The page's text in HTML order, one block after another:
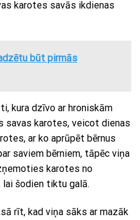
karotes savās ikdienas
būt pirmās
kura dzīvo ar hroniskām
savas karotes, veicot dienas
ar ko aprūpēt bērnus
saviem bērniem, tāpēc viņa
karotes no
šodien tiktu galā.
rīt, kad viņa sāks ar mazāk